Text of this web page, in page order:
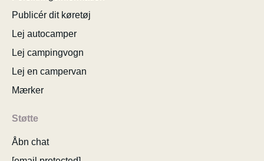
Publicér dit køretøj
Lej autocamper
Lej campingvogn
Lej en campervan
Mærker
Støtte
Åbn chat